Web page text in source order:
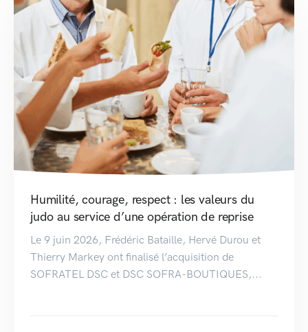
Humilité, courage, respect : les valeurs du
judo au service d’une opération de reprise
Le 9 juin 2026, Frédéric Bataille, Hervé Durou et
Thierry Markey ont finalisé l’acquisition de
SOFRATEL DSC et DSC SOFRA-BOUTIQUES,...